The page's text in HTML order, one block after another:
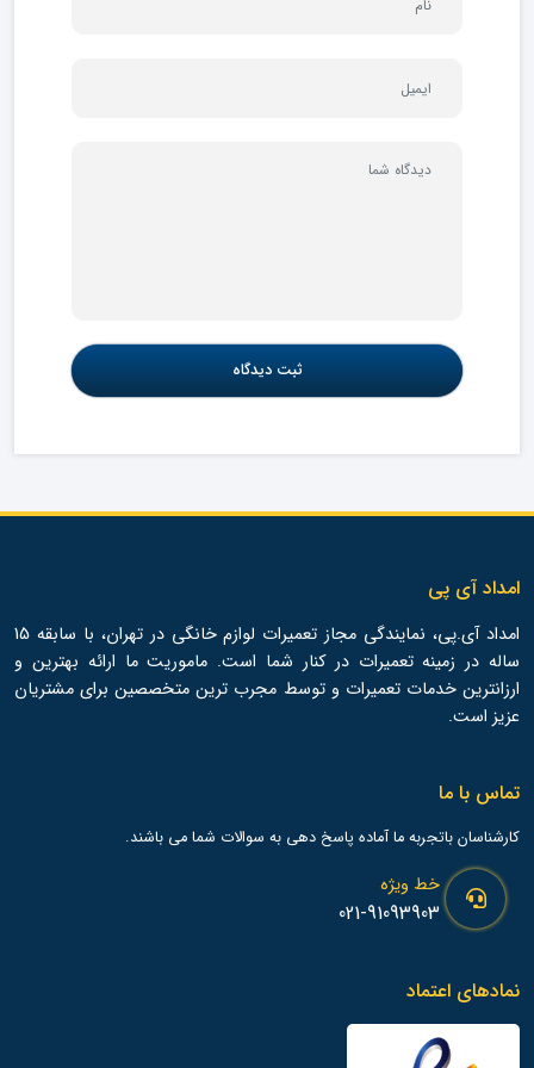
امداد آی پی
امداد آی.پی، نمایندگی مجاز تعمیرات لوازم خانگی در تهران، با سابقه 15
ساله در زمینه تعمیرات در کنار شما است. ماموریت ما ارائه بهترین و
ارزانترین خدمات تعمیرات و توسط مجرب ترین متخصصین برای مشتریان
عزیز است.
تماس با ما
کارشناسان باتجربه ما آماده پاسخ دهی به سوالات شما می باشند.
خط ویژه
021-91093903
نمادهای اعتماد